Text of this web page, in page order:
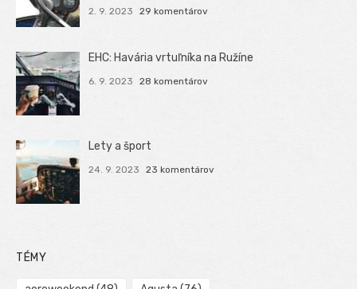
2. 9. 2023 29 komentárov
EHC: Havária vrtuľníka na Ružíne
6. 9. 2023 28 komentárov
Lety a šport
24. 9. 2023 23 komentárov
TÉMY